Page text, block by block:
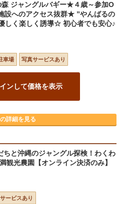
森 ジャングルバギー★４歳～参加O
設へのアクセス抜群★ ”やんばるの
しく楽しく誘導☆ 初心者でも安心♪
車場 写真サービスあり
ンして価格を表示
詳細を見る
ちと沖縄のジャングル探検！わくわ
観光農園【オンライン決済のみ】
ービスあり